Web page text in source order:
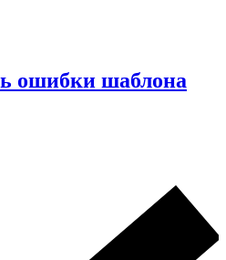
ошибки шаблона